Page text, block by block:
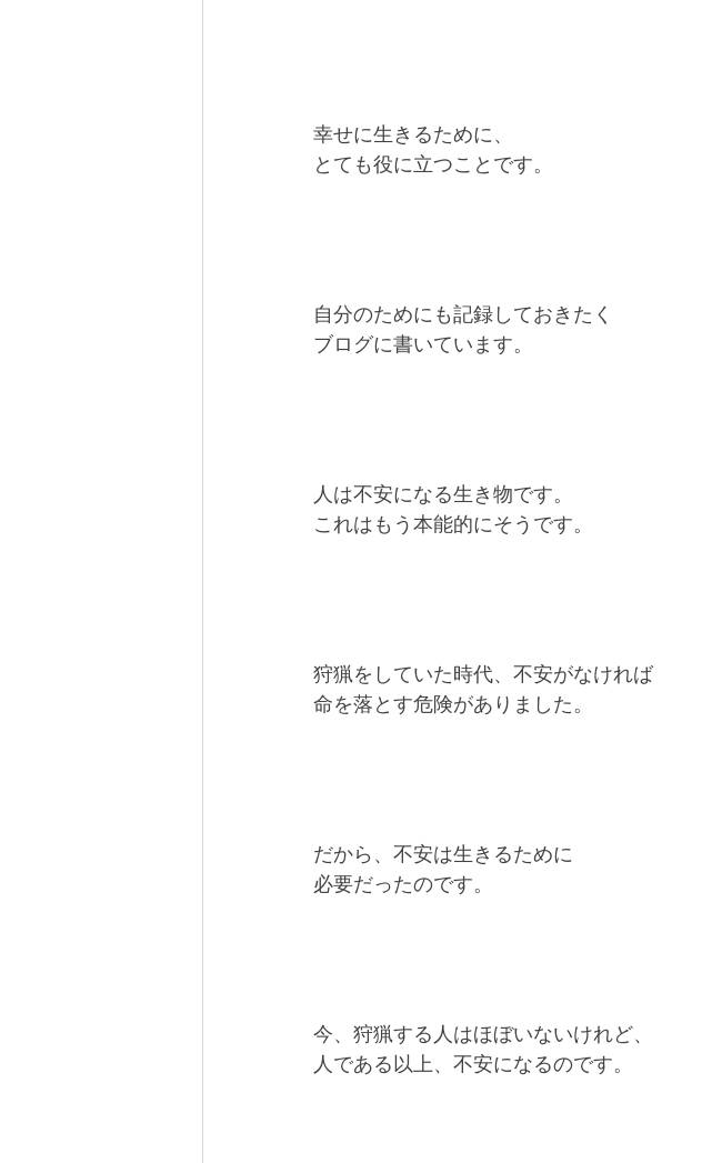
幸せに生きるために、
とても役に立つことです。
自分のためにも記録しておきたく
ブログに書いています。
人は不安になる生き物です。
これはもう本能的にそうです。
狩猟をしていた時代、不安がなければ
命を落とす危険がありました。
だから、不安は生きるために
必要だったのです。
今、狩猟する人はほぼいないけれど、
人である以上、不安になるのです。